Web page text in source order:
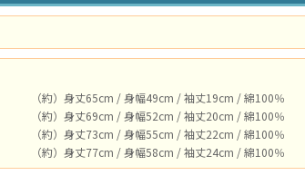
（約）身丈65cm / 身幅49cm / 袖丈19cm / 綿100％
（約）身丈69cm / 身幅52cm / 袖丈20cm / 綿100％
（約）身丈73cm / 身幅55cm / 袖丈22cm / 綿100％
（約）身丈77cm / 身幅58cm / 袖丈24cm / 綿100％